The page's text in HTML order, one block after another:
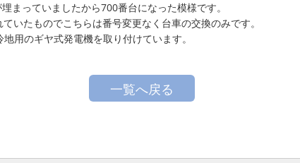
まっていましたから700番台になった模様です。
いたものでこちらは番号変更なく台車の交換のみです。
用のギヤ式発電機を取り付けています。
一覧へ戻る